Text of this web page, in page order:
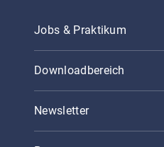
Jobs & Praktikum
Downloadbereich
Newsletter